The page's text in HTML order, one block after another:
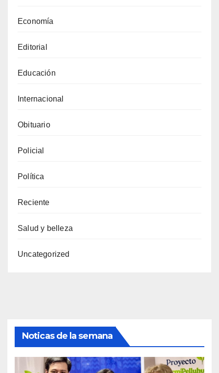
Economía
Editorial
Educación
Internacional
Obituario
Policial
Política
Reciente
Salud y belleza
Uncategorized
Noticas de la semana